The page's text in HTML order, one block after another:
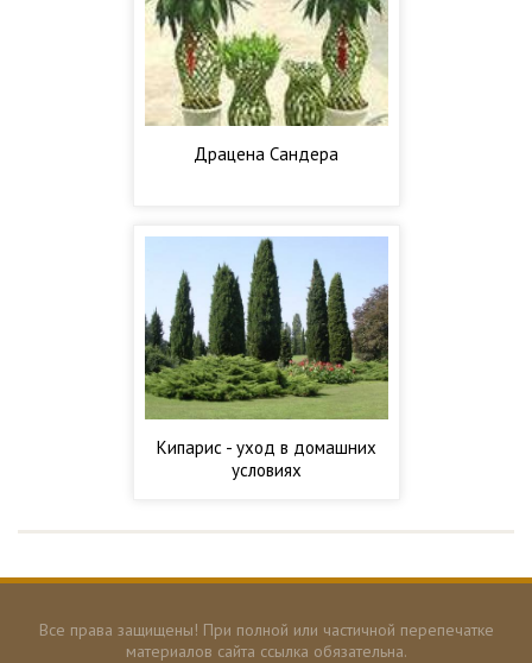
Драцена Сандера
Кипарис - уход в домашних
условиях
Все права защищены! При полной или частичной перепечатке
материалов сайта ссылка обязательна.